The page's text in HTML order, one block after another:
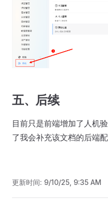
五、后续
目前只是前端增加了人机
了我会补充该文档的后端
更新时间: 9/10/25, 9:35 AM